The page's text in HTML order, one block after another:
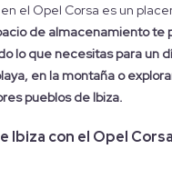
el Opel Corsa es un
de almacenamiento te
lo que necesitas para un
en la montaña o
pueblos de Ibiza.
Ibiza con el Opel